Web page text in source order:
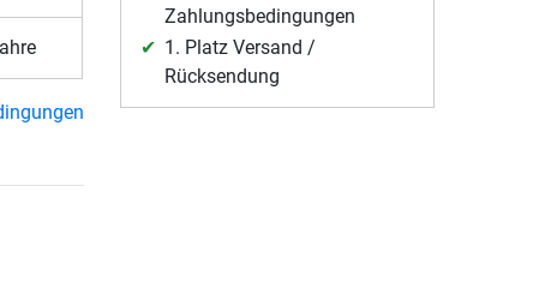
Zahlungsbedingungen
1. Platz Versand /
Rücksendung